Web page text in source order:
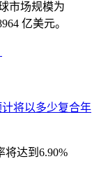
市场规模为
亿美元。
计将以多少复合年
将达到6.90%